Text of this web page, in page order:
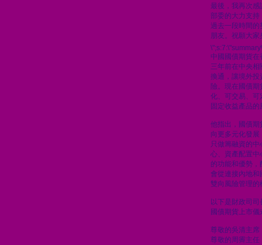
最後，我再次
部委的大力支持
過去一段時間
朋友。祝願大
中國國債期貨在
三年前在中央
換通，讓境外投
險。現在國債
化、可交易、可
固定收益產品
他指出，國債期
向更多元化發
只做籌融資的
心、資產配置中
的功能和優勢
會從連接內地和
雙向風險管理的
以下是財政司
國債期貨上市
尊敬的吳清主席
尊敬的周霽主任